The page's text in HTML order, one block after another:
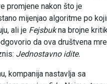
promjene nakon što je
mijenjao algoritme po
ali je Fejsbukna brojne
da ova društvena
Jednostavno idite.
kompanija nastavlja sa